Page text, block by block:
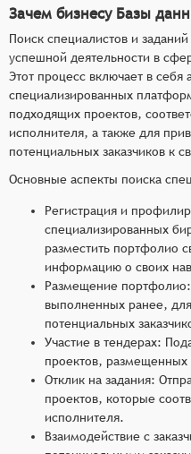
Интеграция с
мобильными
использования.
Зачем бизнесу Базы
Поиск специалистов и
успешной деятельности в
Этот процесс включает в себя
специализированных
подходящих проектов,
исполнителя, а также для
потенциальных заказчиков к
Основные аспекты поиска
Регистрация и
специализированных
разместить портфолио
информацию о своих
Размещение
выполненных ранее,
потенциальных
Участие в тендерах:
проектов,
Отклик на задания:
проектов, которые
исполнителя.
Взаимодействие с